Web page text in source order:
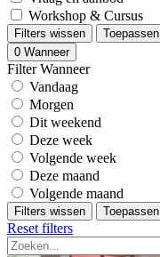
Workshop & Cursus
Filters wissen
Toepassen
0 Wanneer
Filter Wanneer
Vandaag
Morgen
Dit weekend
Deze week
Volgende week
Deze maand
Volgende maand
Filters wissen Toepassen
Reset filters